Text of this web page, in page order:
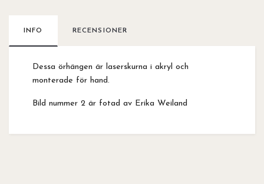
INFO RECENSIONER
Dessa örhängen är laserskurna i akryl och
monterade för hand.
Bild nummer 2 är fotad av Erika Weiland